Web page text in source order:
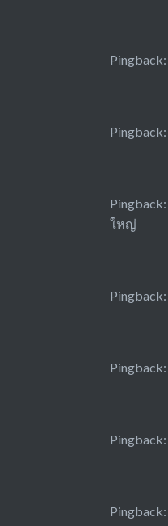
Pingback:
Pingback:
Pingback:
ใหญ่
Pingback:
Pingback:
Pingback:
Pingback: